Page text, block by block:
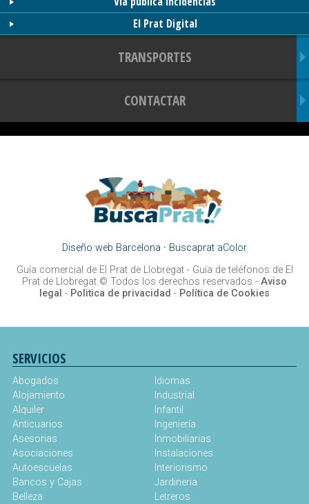
El Prat Digital
TRANSPORTES
CONTACTAR
Diseño web Barcelona · Buscaprat aColor
Guía comercial de El Prat de Llobregat - Guía de teléfonos de El
Prat de Llobregat © Todos los derechos reservados - Aviso
legal - Politica de privacidad - Política de Cookies
SERVICIOS
Abogados
Alojamiento
Alquiler
Anticuarios
Asesorias
Asociaciones
Autoescuelas
Bancos y Cajas
Belleza
Idiomas
Industrial
Infantil
Ingeniería
Inmobiliarias
Instalaciones
Interiorismo
Jardineria
Letreros